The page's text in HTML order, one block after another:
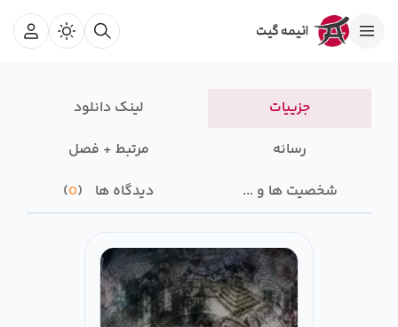
جزییات
لینک دانلود
رسانه‌
مرتبط + فصل
شخصیت ها و ...
دیدگاه ها 0